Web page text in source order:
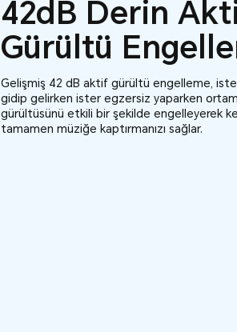
42dB Derin
Gürültü
Gelişmiş 42 dB aktif gürültü engelleme,
gidip gelirken ister egzersiz yaparken ortam
gürültüsünü etkili bir şekilde engelleyerek
tamamen müziğe kaptırmanızı sağlar.